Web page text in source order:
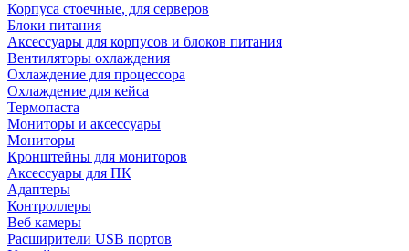
Корпуса стоечные, для серверов
Блоки питания
Аксессуары для корпусов и блоков питания
Вентиляторы охлаждения
Охлаждение для процессора
Охлаждение для кейса
Термопаста
Мониторы и аксессуары
Мониторы
Кронштейны для мониторов
Аксессуары для ПК
Адаптеры
Контроллеры
Веб камеры
Расширители USB портов